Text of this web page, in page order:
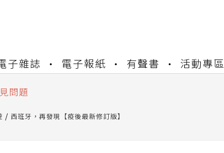
子雜誌 電子報紙 有聲書 活動專區
合併與書櫃開通申請
櫃開通與資產合併申請圖文教學
合併與書櫃開通申請
西班牙，再發現【疫後最新修訂版】